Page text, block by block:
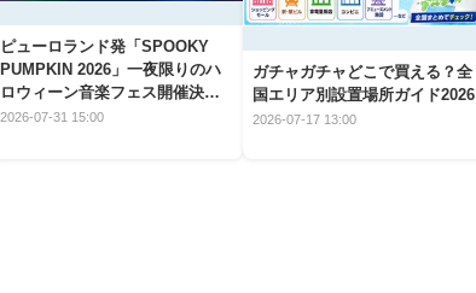
ピューロランド発「SPOOKY
PUMPKIN 2026」一夜限りのハ
ロウィーン音楽フェス開催決
定！
2026-07-31 15:00
ガチャガチャどこで買える？全
国エリア別設置場所ガイド2026
2026-07-17 13:00